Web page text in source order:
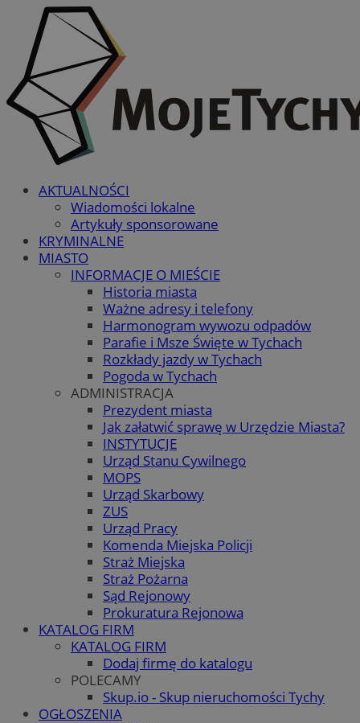
AKTUALNOŚCI
Wiadomości lokalne
Artykuły sponsorowane
KRYMINALNE
MIASTO
INFORMACJE O MIEŚCIE
Historia miasta
Ważne adresy i telefony
Harmonogram wywozu odpadów
Parafie i Msze Święte w Tychach
Rozkłady jazdy w Tychach
Pogoda w Tychach
ADMINISTRACJA
Prezydent miasta
Jak załatwić sprawę w Urzędzie Miasta?
INSTYTUCJE
Urząd Stanu Cywilnego
MOPS
Urząd Skarbowy
ZUS
Urząd Pracy
Komenda Miejska Policji
Straż Miejska
Straż Pożarna
Sąd Rejonowy
Prokuratura Rejonowa
KATALOG FIRM
KATALOG FIRM
Dodaj firmę do katalogu
POLECAMY
Skup.io - Skup nieruchomości Tychy
OGŁOSZENIA